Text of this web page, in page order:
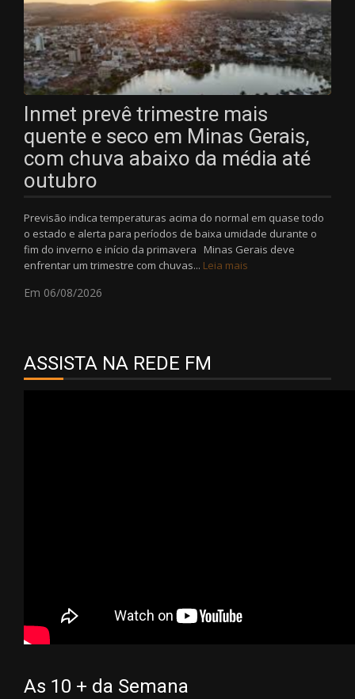
Inmet prevê trimestre mais
quente e seco em Minas Gerais,
com chuva abaixo da média até
outubro
Previsão indica temperaturas acima do normal em quase todo
o estado e alerta para períodos de baixa umidade durante o
fim do inverno e início da primavera Minas Gerais deve
enfrentar um trimestre com chuvas... Leia mais
Em 06/08/2026
ASSISTA NA REDE FM
As 10 + da Semana